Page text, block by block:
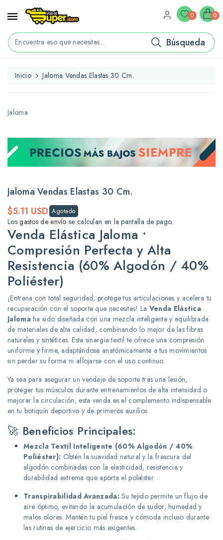
Encuentra eso que necesitas... Búsqueda
0 0
Inicio Jaloma Vendas Elastas 30 Cm.
Jaloma
Jaloma Vendas Elastas 30 Cm.
Precio
habitual
$5.11 USD Agotado
Losgastos de envío se calculan en la pantalla de pago.
Venda Elástica Jaloma •
Compresión Perfecta y Alta
Resistencia (60% Algodón / 40%
Poliéster)
¡Entrena con total seguridad, protege tus articulaciones y acelera tu
recuperación con el soporte que necesitas! La Venda Elástica
Jalomaha sido diseñada con una mezcla inteligente y equilibrada
de materiales de alta calidad, combinando lo mejor de las fibras
naturales y sintéticas. Esta sinergia textil te ofrece una compresión
uniforme y firme, adaptándose anatómicamente a tus movimientos
sin perder su forma ni aflojarse con el uso continuo.
Ya sea para asegurar un vendaje de soporte tras una lesión,
proteger tus músculos durante entrenamientos de alta intensidad o
mejorar la circulación, esta venda es el complemento indispensable
en tu botiquín deportivo y de primeros auxilios.
🚀 Beneficios Principales:
Mezcla Textil Inteligente (60% Algodón / 40%
Poliéster): Obtén la suavidad natural y la frescura del
algodón combinadas con la elasticidad, resistencia y
durabilidad extrema que aporta el poliéster.
Transpirabilidad Avanzada: Su tejido permite un flujo de
aire óptimo, evitando la acumulación de sudor, humedad y
malos olores. Mantén tu piel fresca y cómoda incluso durante
las rutinas de ejercicio más exigentes.